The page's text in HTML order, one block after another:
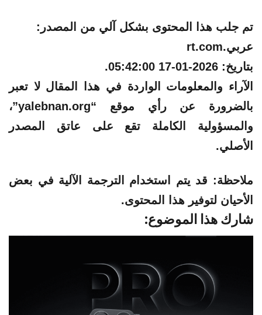
تم جلب هذا المحتوى بشكل آلي من المصدر:
عربي.rt.com
بتاريخ: 2026-01-17 05:42:00
.
الآراء والمعلومات الواردة في هذا المقال لا تعبر
بالضرورة عن رأي موقع “yalebnan.org”،
والمسؤولية الكاملة تقع على عاتق المصدر
الأصلي.
ملاحظة: قد يتم استخدام الترجمة الآلية في بعض
الأحيان لتوفير هذا المحتوى.
شارك هذا الموضوع: